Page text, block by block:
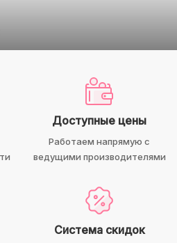
Доступные цены
Работаем напрямую с
ведущими производителями
Система скидок